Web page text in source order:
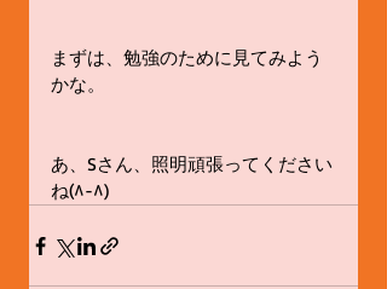
まずは、勉強のために見てみよう
かな。
あ、Sさん、照明頑張ってください
ね(^-^)